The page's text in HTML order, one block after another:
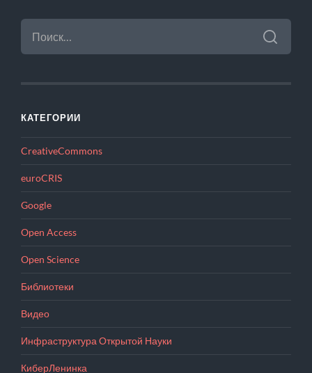
НАЙТИ:
КАТЕГОРИИ
CreativeCommons
euroCRIS
Google
Open Access
Open Science
Библиотеки
Видео
Инфраструктура Открытой Науки
КиберЛенинка